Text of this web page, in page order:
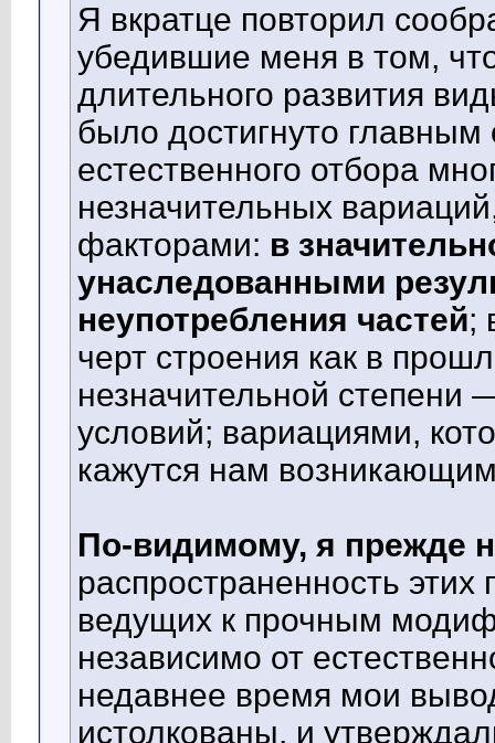
Я вкратце повторил
убедившие меня в том,
длительного развития
было достигнуто
естественного отбора
незначительных
факторами: в
унаследованными
неупотребления частей;
черт строения как в
незначительной
условий; вариациями,
кажутся нам
По-видимому, я прежде
распространенность
ведущих к прочным
независимо от
недавнее время мои
истолкованы, и